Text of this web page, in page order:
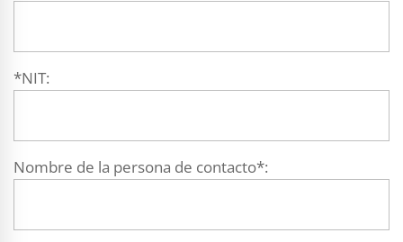
*NIT:
Nombre de la persona de contacto*: